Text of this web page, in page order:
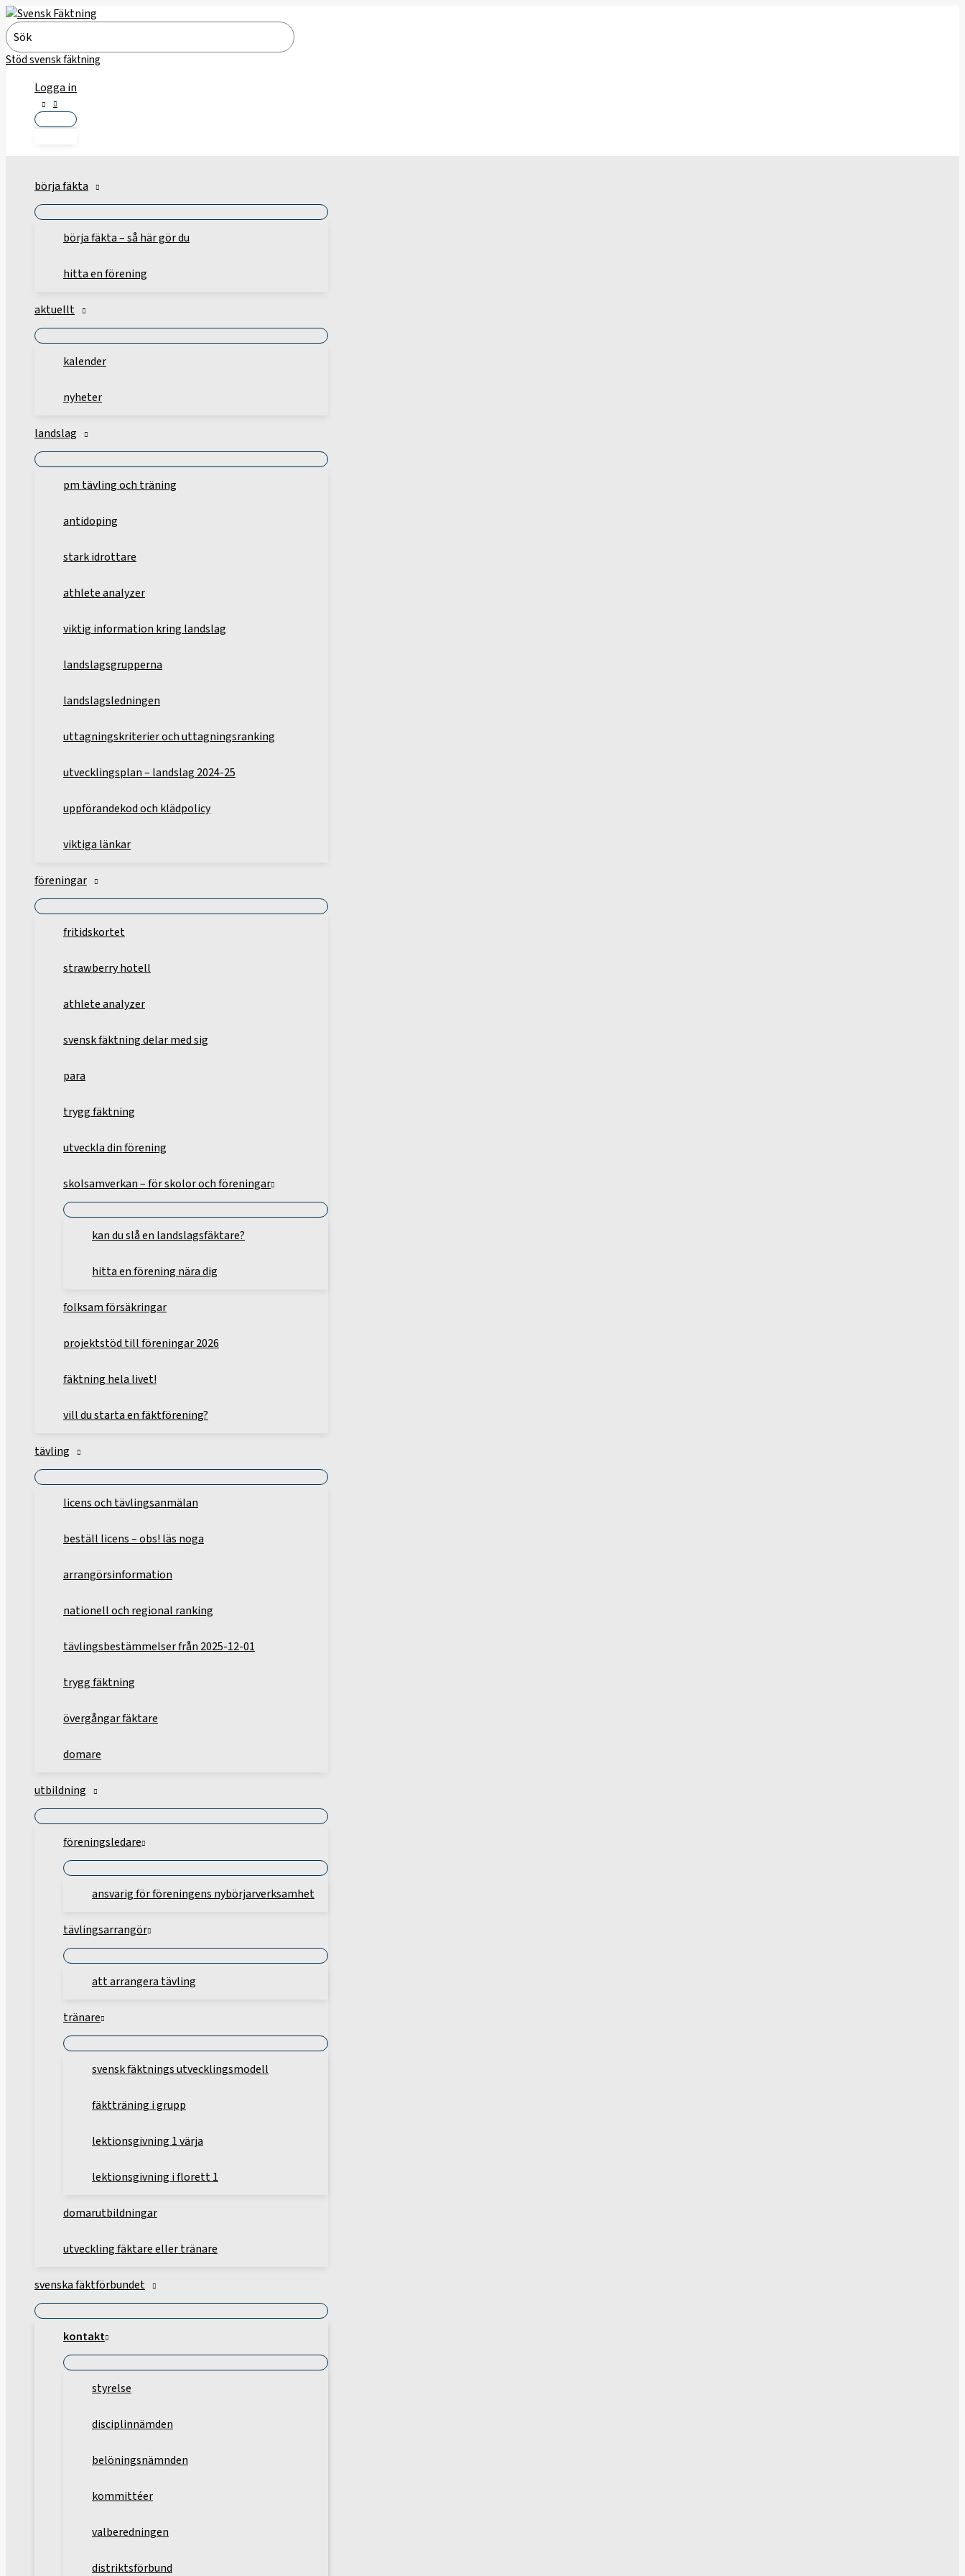
Hoppa
till
innehåll
Search
for:
Stöd svensk fäktning
Logga in
börja fäkta
börja fäkta – så här gör du
hitta en förening
aktuellt
kalender
nyheter
landslag
pm tävling och träning
antidoping
stark idrottare
athlete analyzer
viktig information kring landslag
landslagsgrupperna
landslagsledningen
uttagningskriterier och uttagningsranking
utvecklingsplan – landslag 2024-25
uppförandekod och klädpolicy
viktiga länkar
föreningar
fritidskortet
strawberry hotell
athlete analyzer
svensk fäktning delar med sig
para
trygg fäktning
utveckla din förening
skolsamverkan – för skolor och föreningar
kan du slå en landslagsfäktare?
hitta en förening nära dig
folksam försäkringar
projektstöd till föreningar 2026
fäktning hela livet!
vill du starta en fäktförening?
tävling
licens och tävlingsanmälan
beställ licens – obs! läs noga
arrangörsinformation
nationell och regional ranking
tävlingsbestämmelser från 2025-12-01
trygg fäktning
övergångar fäktare
domare
utbildning
föreningsledare
ansvarig för föreningens nybörjarverksamhet
tävlingsarrangör
att arrangera tävling
tränare
svensk fäktnings utvecklingsmodell
fäktträning i grupp
lektionsgivning 1 värja
lektionsgivning i florett 1
domarutbildningar
utveckling fäktare eller tränare
svenska fäktförbundet
kontakt
styrelse
disciplinnämden
belöningsnämnden
kommittéer
valberedningen
distriktsförbund